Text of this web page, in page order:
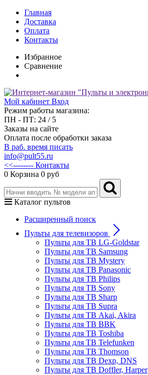
Главная
Доставка
Оплата
Контакты
Избранное
Сравнение
Мой кабинет Вход
Режим работы магазина:
ПН - ПТ: 24 / 5
Заказы на сайте
Оплата после обработки заказа
В раб. время писать
info@pult55.ru
<<-------- Контакты
0 Корзина 0 руб
Каталог пультов
Расширенный поиск
Пульты для телевизоров
Пульты для ТВ LG-Goldstar
Пульты для ТВ Samsung
Пульты для ТВ Mystery
Пульты для ТВ Panasonic
Пульты для ТВ Philips
Пульты для ТВ Sony
Пульты для ТВ Sharp
Пульты для ТВ Supra
Пульты для ТВ Akai, Akira
Пульты для ТВ BBK
Пульты для ТВ Toshiba
Пульты для ТВ Telefunken
Пульты для ТВ Thomson
Пульты для ТВ Dexp, DNS
Пульты для ТВ Doffler, Harper